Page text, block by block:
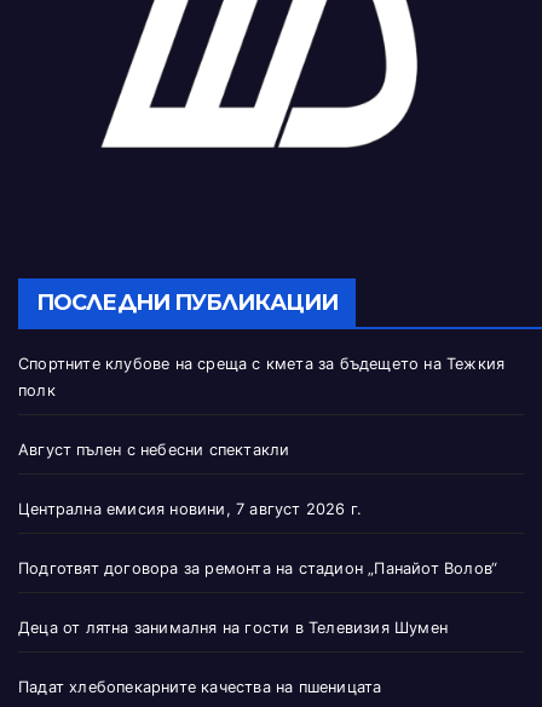
ПОСЛЕДНИ ПУБЛИКАЦИИ
Спортните клубове на среща с кмета за бъдещето на Тежкия
полк
Август пълен с небесни спектакли
Централна емисия новини, 7 август 2026 г.
Подготвят договора за ремонта на стадион „Панайот Волов“
Деца от лятна занималня на гости в Телевизия Шумен
Падат хлебопекарните качества на пшеницата